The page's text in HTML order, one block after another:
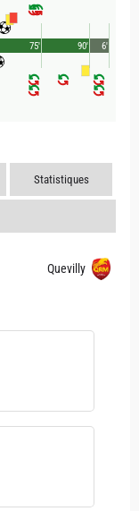
90'
75' 6'
Statistiques
Quevilly